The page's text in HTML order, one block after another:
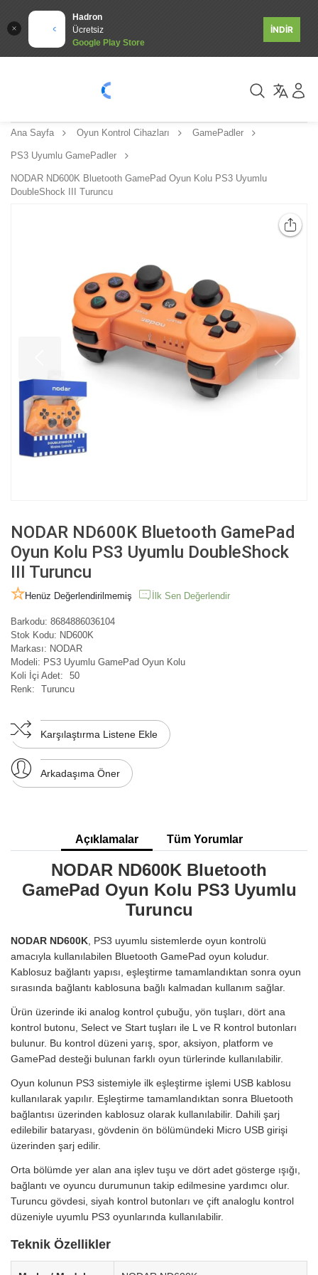
Hadron
Ücretsiz
Google Play Store
İNDİR
Ana Sayfa Oyun Kontrol Cihazları GamePadler
PS3 Uyumlu GamePadler
NODAR ND600K Bluetooth GamePad Oyun Kolu PS3 Uyumlu
DoubleShock III Turuncu
NODAR ND600K Bluetooth GamePad
Oyun Kolu PS3 Uyumlu DoubleShock
III Turuncu
Henüz Değerlendirilmemiş İlk Sen Değerlendir
Barkodu: 8684886036104
Stok Kodu: ND600K
Markası: NODAR
Modeli: PS3 Uyumlu GamePad Oyun Kolu
Koli İçi Adet:
50
Renk:
Turuncu
Karşılaştırma Listene Ekle
Arkadaşıma Öner
Açıklamalar Tüm Yorumlar
NODAR ND600K Bluetooth
GamePad Oyun Kolu PS3 Uyumlu
Turuncu
NODAR ND600K , PS3 uyumlu sistemlerde oyun kontrolü
amacıyla kullanılabilen Bluetooth GamePad oyun koludur.
Kablosuz bağlantı yapısı, eşleştirme tamamlandıktan sonra oyun
sırasında bağlantı kablosuna bağlı kalmadan kullanım sağlar.
Ürün üzerinde iki analog kontrol çubuğu, yön tuşları, dört ana
kontrol butonu, Select ve Start tuşları ile L ve R kontrol butonları
bulunur. Bu kontrol düzeni yarış, spor, aksiyon, platform ve
GamePad desteği bulunan farklı oyun türlerinde kullanılabilir.
Oyun kolunun PS3 sistemiyle ilk eşleştirme işlemi USB kablosu
kullanılarak yapılır. Eşleştirme tamamlandıktan sonra Bluetooth
bağlantısı üzerinden kablosuz olarak kullanılabilir. Dahili şarj
edilebilir bataryası, gövdenin ön bölümündeki Micro USB girişi
üzerinden şarj edilir.
Orta bölümde yer alan ana işlev tuşu ve dört adet gösterge ışığı,
bağlantı ve oyuncu durumunun takip edilmesine yardımcı olur.
Turuncu gövdesi, siyah kontrol butonları ve çift analoglu kontrol
düzeniyle uyumlu PS3 oyunlarında kullanılabilir.
Teknik Özellikler